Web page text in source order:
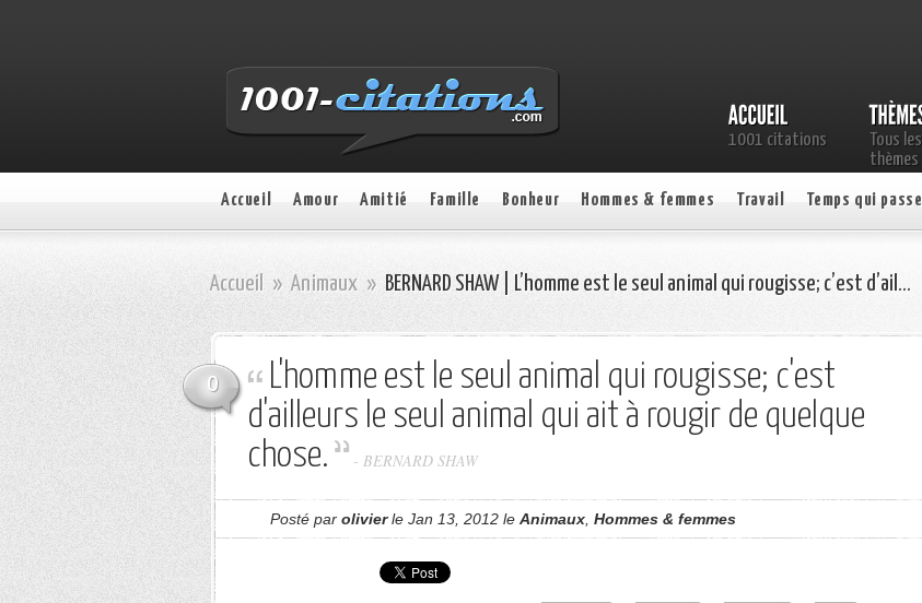
1001 citations
Tous les
thèmes
Accueil Amour Amitié Famille Bonheur Hommes & femmes Travail Temps qui passe
Accueil » Animaux » BERNARD SHAW | L’homme est le seul animal qui rougisse; c’est d’ail…
0
L'homme est le seul animal qui rougisse; c'est
d'ailleurs le seul animal qui ait à rougir de quelque
chose.
- BERNARD SHAW
Posté par olivierle Jan 13, 2012 le Animaux Hommes & femmes